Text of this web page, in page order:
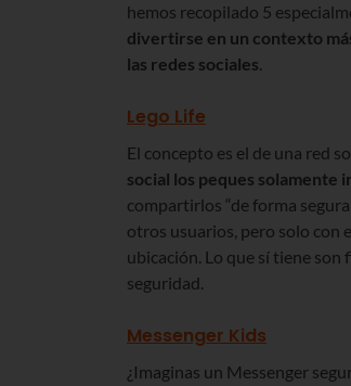
hemos recopilado 5
divertirse en un contexto
las redes sociales.
Lego Life
El concepto es el de una red
social los peques
compartirlos “de forma
otros usuarios, pero solo con
ubicación. Lo que sí tiene
seguridad.
Messenger Kids
¿Imaginas un Messenger